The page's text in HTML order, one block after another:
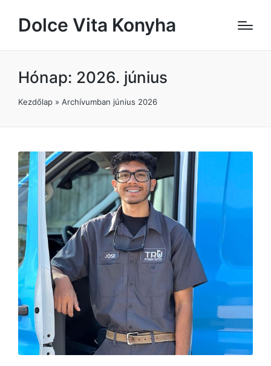
Dolce Vita Konyha
Hónap: 2026. június
Kezdőlap » Archívumban június 2026